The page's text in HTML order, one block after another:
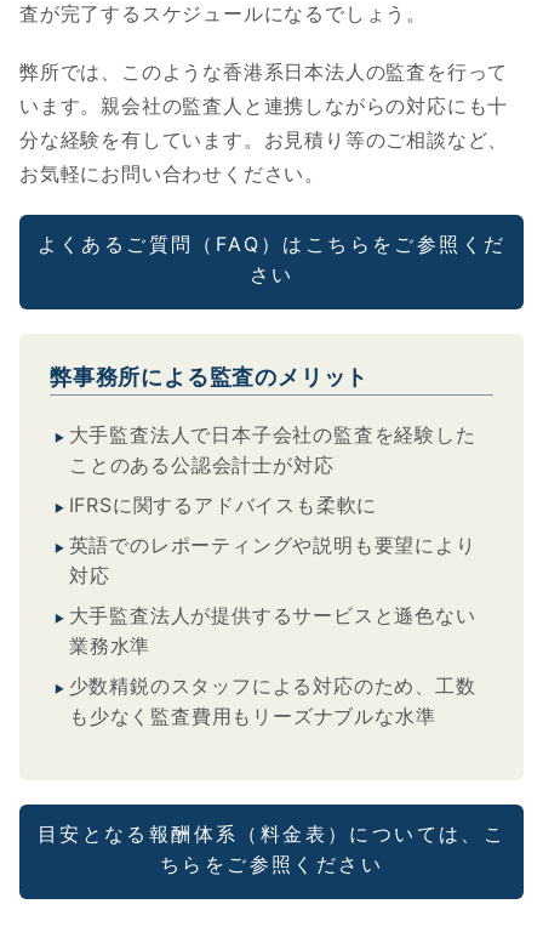
査が完了するスケジュールになるでしょう。
弊所では、このような香港系日本法人の監査を行って
います。親会社の監査人と連携しながらの対応にも十
分な経験を有しています。お見積り等のご相談など、
お気軽にお問い合わせください。
よくあるご質問（FAQ）はこちらをご参照くだ
さい
弊事務所による監査のメリット
大手監査法人で日本子会社の監査を経験した
ことのある公認会計士が対応
IFRSに関するアドバイスも柔軟に
英語でのレポーティングや説明も要望により
対応
大手監査法人が提供するサービスと遜色ない
業務水準
少数精鋭のスタッフによる対応のため、工数
も少なく監査費用もリーズナブルな水準
目安となる報酬体系（料金表）については、こ
ちらをご参照ください